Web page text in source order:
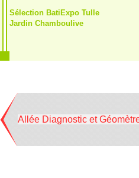
Sélection BatiExpo Tulle
Jardin Chamboulive
Allée Diagnostic et